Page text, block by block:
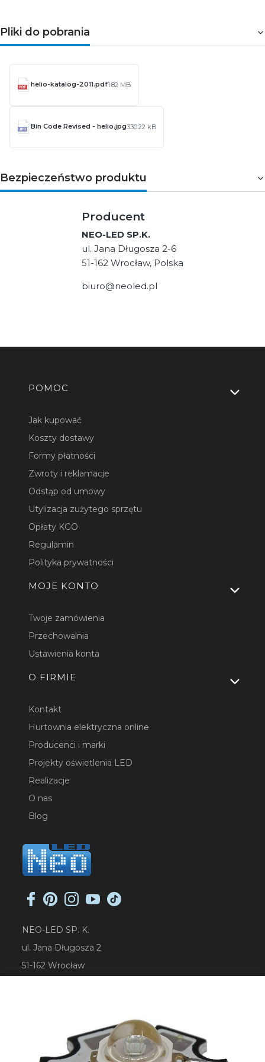
Pliki do pobrania
helio-katalog-2011.pdf1.82 MB
Bin Code Revised - helio.jpg330.22 kB
Bezpieczeństwo produktu
Producent
NEO-LED SP.K.
ul. Jana Długosza 2-6
51-162 Wrocław, Polska
biuro@neoled.pl
Linki w stopce
POMOC
Jak kupować
Koszty dostawy
Formy płatności
Zwroty i reklamacje
Odstąp od umowy
Utylizacja zużytego sprzętu
Opłaty KGO
Regulamin
Polityka prywatności
MOJE KONTO
Twoje zamówienia
Przechowalnia
Ustawienia konta
O FIRMIE
Kontakt
Hurtownia elektryczna online
Producenci i marki
Projekty oświetlenia LED
Realizacje
O nas
Blog
NEO-LED SP. K.
ul. Jana Długosza 2
51-162 Wrocław